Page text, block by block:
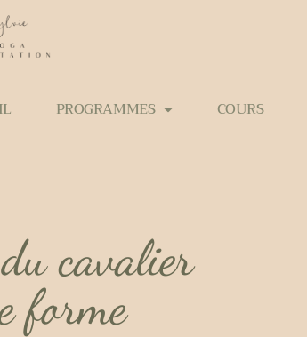
PROGRAMMES COURS
cavalier
forme